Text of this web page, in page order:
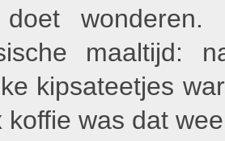
doet
maaltijd:
kipsateetjes
koffie was dat